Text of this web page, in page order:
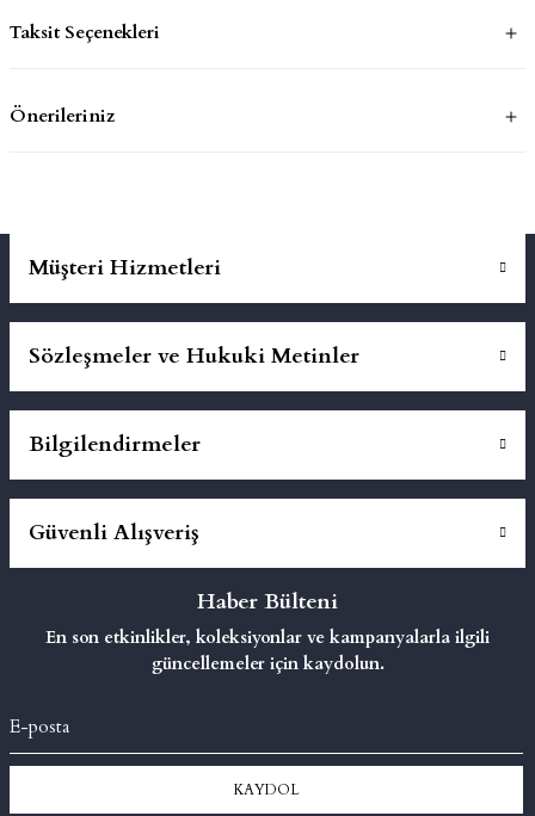
Taksit Seçenekleri
Önerileriniz
Müşteri Hizmetleri
Sözleşmeler ve Hukuki Metinler
Bilgilendirmeler
Güvenli Alışveriş
Haber Bülteni
En son etkinlikler, koleksiyonlar ve kampanyalarla ilgili
güncellemeler için kaydolun.
KAYDOL